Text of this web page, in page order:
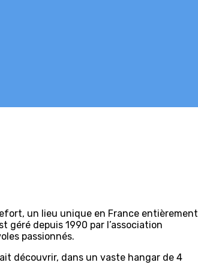
un lieu unique en France entièrement
géré depuis 1990 par l’association
passionnés.
découvrir, dans un vaste hangar de 4